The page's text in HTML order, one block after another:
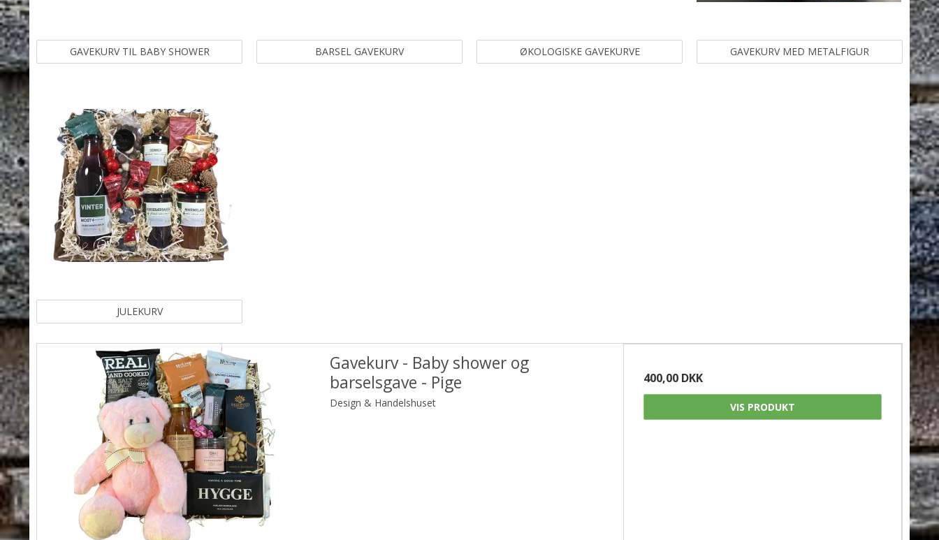
GAVEKURV TIL BABY SHOWER BARSEL GAVEKURV ØKOLOGISKE GAVEKURVE GAVEKURV MED METALFIGUR
JULEKURV
Gavekurv - Baby shower og
barselsgave - Pige
Design & Handelshuset
400,00 DKK
VIS PRODUKT